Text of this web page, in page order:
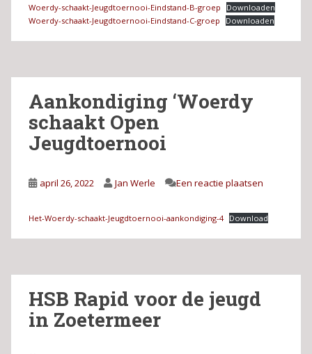
Woerdy-schaakt-Jeugdtoernooi-Eindstand-B-groep
Downloaden
Woerdy-schaakt-Jeugdtoernooi-Eindstand-C-groep
Downloaden
Aankondiging ‘Woerdy
schaakt Open
Jeugdtoernooi
april 26, 2022 Jan Werle Een reactie plaatsen
Het-Woerdy-schaakt-Jeugdtoernooi-aankondiging-4 Download
HSB Rapid voor de jeugd
in Zoetermeer